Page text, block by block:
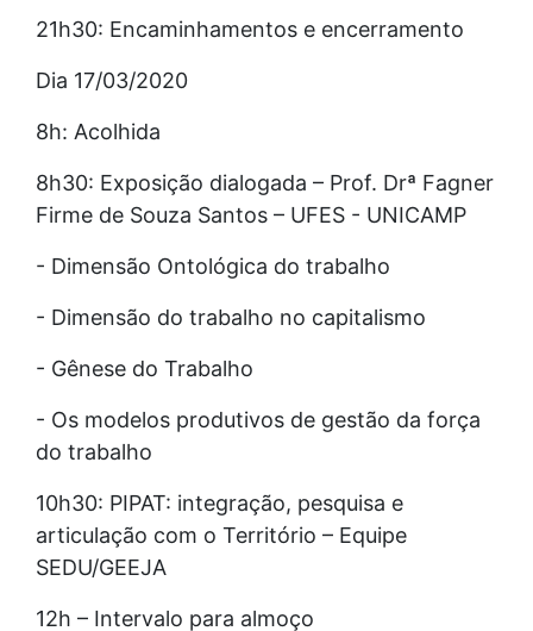
21h30: Encaminhamentos e encerramento
Dia 17/03/2020
8h: Acolhida
8h30: Exposição dialogada – Prof. Drª Fagner
Firme de Souza Santos – UFES - UNICAMP
- Dimensão Ontológica do trabalho
- Dimensão do trabalho no capitalismo
- Gênese do Trabalho
- Os modelos produtivos de gestão da força
do trabalho
10h30: PIPAT: integração, pesquisa e
articulação com o Território – Equipe
SEDU/GEEJA
12h – Intervalo para almoço